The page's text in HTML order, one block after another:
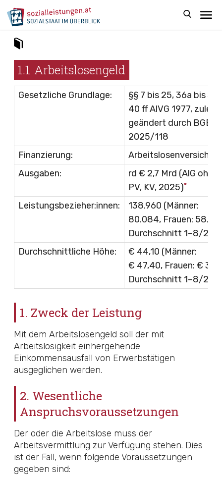
1.1 Arbeitslosengeld
Gesetzliche Grundlage:
§§ 7 bis 25, 36a bis
40 ffAlVG 1977,
geändert durch BGBl I
2025/118
Finanzierung:
Ausgaben:
rd € 2,7 Mrd (AlG ohne
PV, KV, 2025)*
Leistungsbezieher:innen:
138.960 (Männer:
80.084, Frauen:
Durchschnitt 1–8/
Durchschnittliche Höhe:
€ 44,10 (Männer:
€ 47,40, Frauen: €
Durchschnitt 1–8/
1. Zweck der Leistung
Mit dem Arbeitslosengeld soll der mit
Arbeitslosigkeit einhergehende
Einkommensausfall von Erwerbstätigen
ausgeglichen werden.
2. Wesentliche
Anspruchsvoraussetzungen
Der oder die Arbeitslose muss der
Arbeitsvermittlung zur Verfügung stehen. Dies
ist der Fall, wenn folgende Voraussetzungen
gegeben sind: